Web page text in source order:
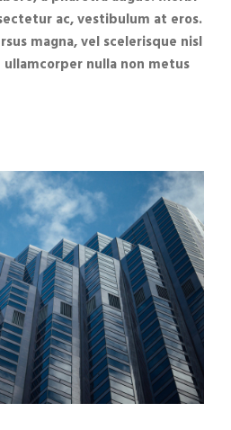
ac, vestibulum at eros.
magna, vel scelerisque nisl
nulla non metus